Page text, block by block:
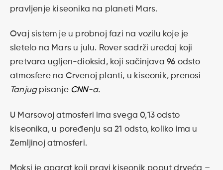
pravljenje kiseonika na planeti Mars.
Ovaj sistem je u probnoj fazi na vozilu koje je
sletelo na Mars u julu. Rover sadrži uređaj koji
pretvara ugljen-dioksid, koji sačinjava 96 odsto
atmosfere na Crvenoj planti, u kiseonik, prenosi
Tanjug pisanje CNN-a.
U Marsovoj atmosferi ima svega 0,13 odsto
kiseonika, u poređenju sa 21 odsto, koliko ima u
Zemljinoj atmosferi.